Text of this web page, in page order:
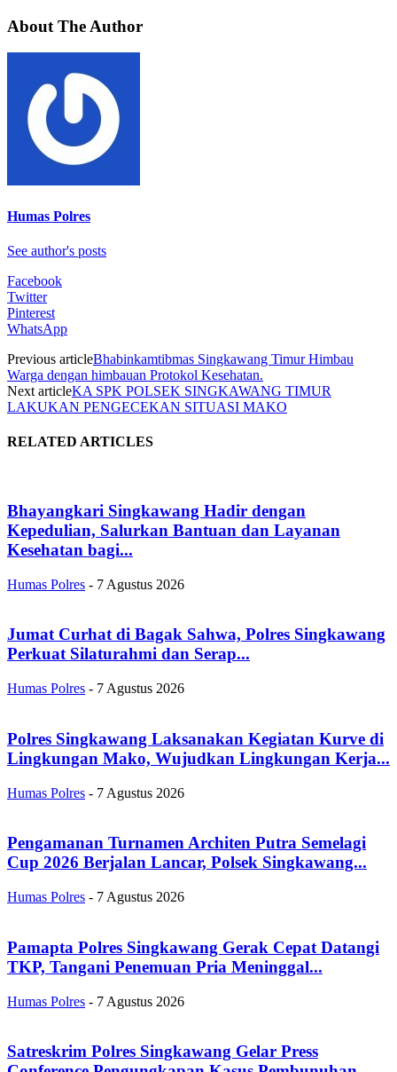
About The Author
Humas Polres
See author's posts
Facebook
Twitter
Pinterest
WhatsApp
Previous articleBhabinkamtibmas Singkawang Timur Himbau
Warga dengan himbauan Protokol Kesehatan.
Next articleKA SPK POLSEK SINGKAWANG TIMUR
LAKUKAN PENGECEKAN SITUASI MAKO
RELATED ARTICLES
Bhayangkari Singkawang Hadir dengan
Kepedulian, Salurkan Bantuan dan Layanan
Kesehatan bagi...
Humas Polres - 7 Agustus 2026
Jumat Curhat di Bagak Sahwa, Polres Singkawang
Perkuat Silaturahmi dan Serap...
Humas Polres - 7 Agustus 2026
Polres Singkawang Laksanakan Kegiatan Kurve di
Lingkungan Mako, Wujudkan Lingkungan Kerja...
Humas Polres - 7 Agustus 2026
Pengamanan Turnamen Architen Putra Semelagi
Cup 2026 Berjalan Lancar, Polsek Singkawang...
Humas Polres - 7 Agustus 2026
Pamapta Polres Singkawang Gerak Cepat Datangi
TKP, Tangani Penemuan Pria Meninggal...
Humas Polres - 7 Agustus 2026
Satreskrim Polres Singkawang Gelar Press